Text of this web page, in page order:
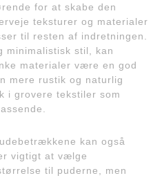
for at skabe den
teksturer og materialer
til resten af indretningen.
minimalistisk stil, kan
materialer være en god
mere rustik og naturlig
i grovere tekstiler som
kan også
vigtigt at vælge
til puderne, men